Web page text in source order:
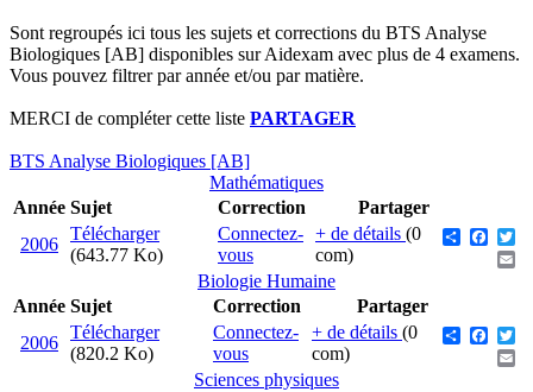
Sont regroupés ici tous les sujets et corrections du BTS Analyse
Biologiques [AB] disponibles sur Aidexam avec plus de 4 examens.
Vous pouvez filtrer par année et/ou par matière.
MERCI de compléter cette liste PARTAGER
BTS Analyse Biologiques [AB]
Mathématiques
Année Sujet Correction
Partager
2006
Télécharger
(643.77 Ko)
Connectez-
vous
+ de détails (0
com)
Share
Biologie Humaine
Année Sujet Correction
Partager
2006
Télécharger
(820.2 Ko)
Connectez-
vous
+ de détails (0
com)
Share
Sciences physiques